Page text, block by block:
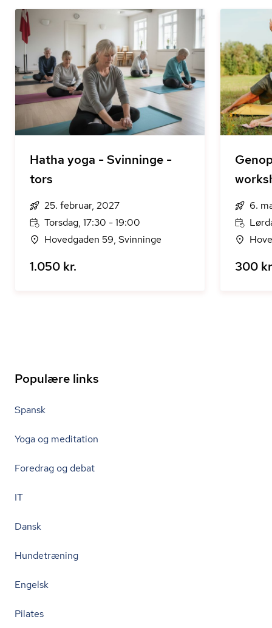
Hatha yoga - Svinninge -
tors
25. februar, 2027
Torsdag, 17:30 - 19:00
Hovedgaden 59, Svinninge
1.050 kr.
6.
300
Populære links
Spansk
Yoga og meditation
Foredrag og debat
IT
Dansk
Hundetræning
Engelsk
Pilates